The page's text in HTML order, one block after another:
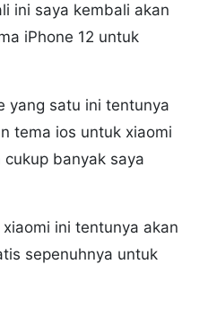
ini saya kembali akan
iPhone 12 untuk
yang satu ini tentunya
tema ios untuk xiaomi
banyak saya
ini tentunya akan
sepenuhnya untuk